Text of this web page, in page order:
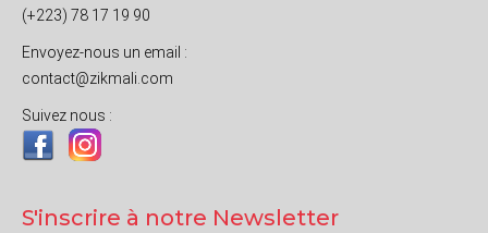
(+223) 78 17 19 90
Envoyez-nous un email :
contact@zikmali.com
Suivez nous :
S'inscrire à notre Newsletter